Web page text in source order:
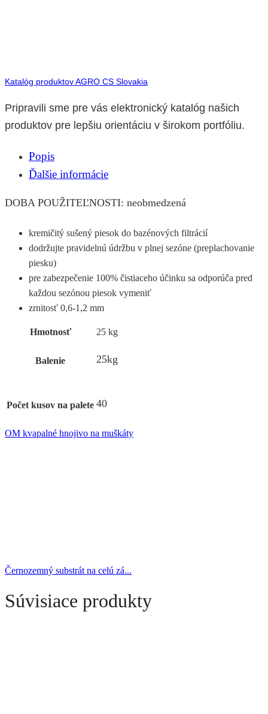
Katalóg produktov AGRO CS Slovakia
Pripravili sme pre vás elektronický katalóg našich
produktov pre lepšiu orientáciu v širokom portfóliu.
Popis
Ďalšie informácie
DOBA POUŽITEĽNOSTI: neobmedzená
kremičitý sušený piesok do bazénových filtrácií
dodržujte pravidelnú údržbu v plnej sezóne (preplachovanie
piesku)
pre zabezpečenie 100% čistiaceho účinku sa odporúča pred
každou sezónou piesok vymeniť
zrnitosť 0,6-1,2 mm
Hmotnosť 25 kg
Balenie 25kg
Počet kusov na palete 40
OM kvapalné hnojivo na muškáty
Černozemný substrát na celú zá...
Súvisiace produkty